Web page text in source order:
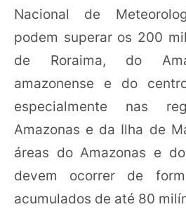
Nacional de
podem superar os 200
de Roraima, do
amazonense e do
especialmente nas
Amazonas e da Ilha de
áreas do Amazonas e
devem ocorrer de
acumulados de até 80